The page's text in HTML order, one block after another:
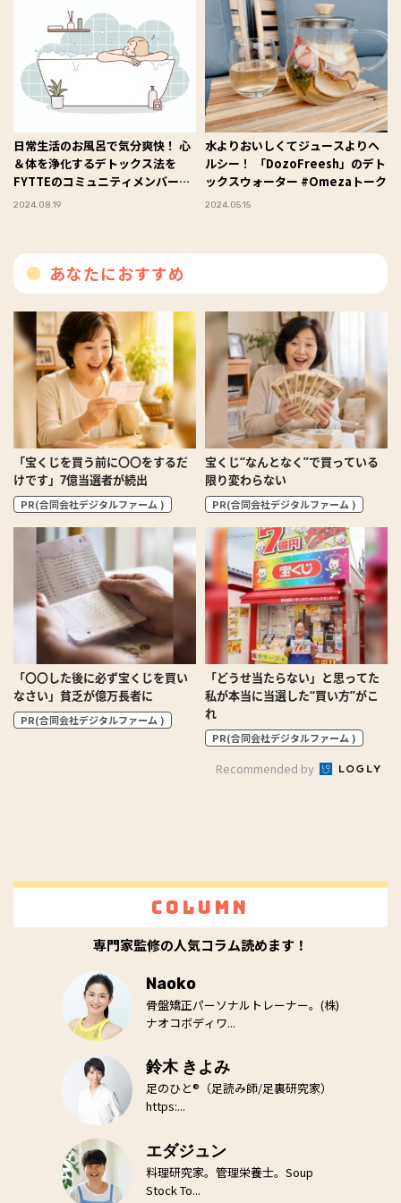
日常生活のお風呂で気分爽快！ 心
＆体を浄化するデトックス法を
FYTTEのコミュニティメンバーが
レポート！
2024.08.19
水よりおいしくてジュースよりヘ
ルシー！ 「DozoFreesh」のデト
ックスウォーター #Omezaトーク
2024.05.15
あなたにおすすめ
「宝くじを買う前に〇〇をするだ
けです」7億当選者が続出
PR(合同会社デジタルファーム )
宝くじ“なんとなく”で買っている
限り変わらない
PR(合同会社デジタルファーム )
「〇〇した後に必ず宝くじを買い
なさい」貧乏が億万長者に
PR(合同会社デジタルファーム )
「どうせ当たらない」と思ってた
私が本当に当選した“買い方”がこ
れ
PR(合同会社デジタルファーム )
Recommended by
Column
専門家監修の人気コラム読めます！
Naoko
骨盤矯正パーソナルトレーナー。(株)
ナオコボディワ...
鈴木 きよみ
足のひと®（足読み師/足裏研究家）
https:...
エダジュン
料理研究家。管理栄養士。Soup
Stock To...